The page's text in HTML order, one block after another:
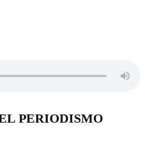
PERIODISMO